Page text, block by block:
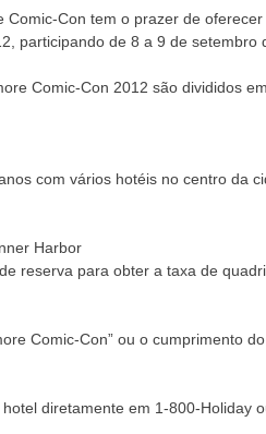
Comic-Con tem o prazer de
participando de 8 a 9 de
Comic-Con 2012 são divididos
com vários hotéis no centro da
Harbor
reserva para obter a taxa de
Comic-Con” ou o cumprimento
diretamente em 1-800-Holiday